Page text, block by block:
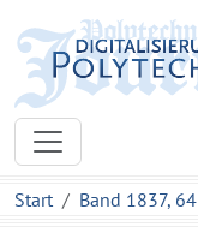
Start Band 1837, 64